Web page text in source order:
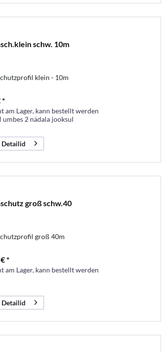
schw. 10m
klein - 10m
*
am Lager, kann bestellt werden
umbes 2 nädala jooksul
Detailid
groß schw.40
groß 40m
*
am Lager, kann bestellt werden
Detailid